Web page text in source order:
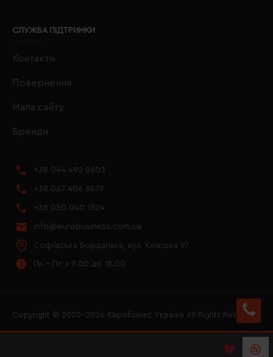
СЛУЖБА ПІДТРИМКИ
Контакти
Повернення
Мапа сайту
Бренди
+38 044 492 8603
+38 067 406 8679
+38 050 040 1324
info@eurobusiness.com.ua
Софіївська Борщагівка, вул. Київська 97
Пн - Пт з 9.00 до 18.00
Copyright © 2020–2026 Євробізнес Україна All Rights Reserved